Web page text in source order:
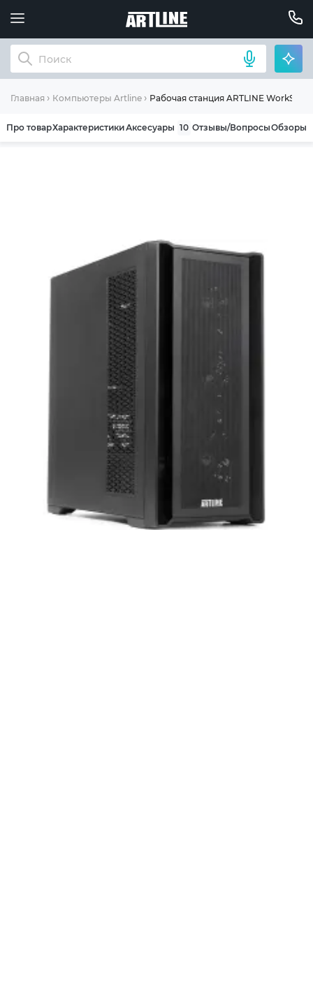
Главная Компьютеры Artline Рабочая станция ARTLINE
Про товарХарактеристикиАксесуары 10 Отзывы/ВопросыОбзоры
ОБЩИЕ УСЛОВИЯ ГАРАНТИИ
Компания ARTLINE благодарит Вас за выбор
нашей продукции. Мы уверены, что
приобретенная вами техника будет служить
вам долгие годы при соблюдении правил
эксплуатации и хранения.
Artline комп'ютери